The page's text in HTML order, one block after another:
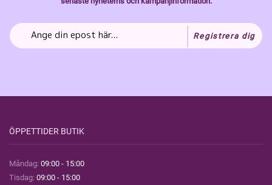
Registrera dig
ÖPPETTIDER BUTIK
Måndag: 09:00 - 15:00
Tisdag: 09:00 - 15:00